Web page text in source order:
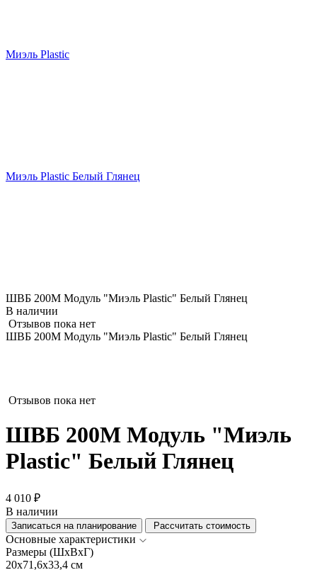
Миэль Plastic
Миэль Plastic Белый Глянец
ШВБ 200М Модуль "Миэль Plastic" Белый Глянец
В наличии
Отзывов пока нет
ШВБ 200М Модуль "Миэль Plastic" Белый Глянец
Отзывов пока нет
ШВБ 200М Модуль "Миэль
Plastic" Белый Глянец
4 010 ₽
В наличии
Записаться на планирование Рассчитать стоимость
Основные характеристики
Размеры (ШхВхГ)
20x71,6x33,4 см